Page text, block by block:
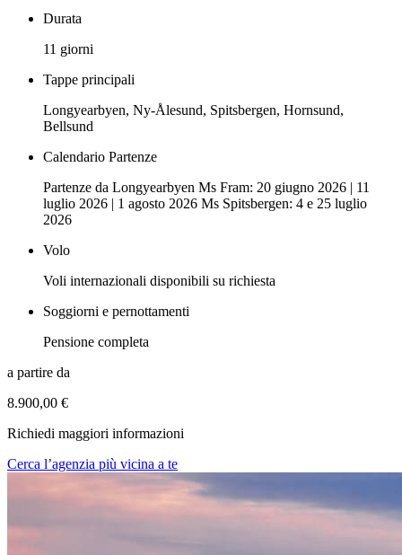
Durata
11 giorni
Tappe principali
Longyearbyen, Ny-Ålesund, Spitsbergen, Hornsund,
Bellsund
Calendario Partenze
Partenze da Longyearbyen Ms Fram: 20 giugno 2026 | 11
luglio 2026 | 1 agosto 2026 Ms Spitsbergen: 4 e 25 luglio
2026
Volo
Voli internazionali disponibili su richiesta
Soggiorni e pernottamenti
Pensione completa
a partire da
8.900,00 €
Richiedi maggiori informazioni
Cerca l’agenzia più vicina a te